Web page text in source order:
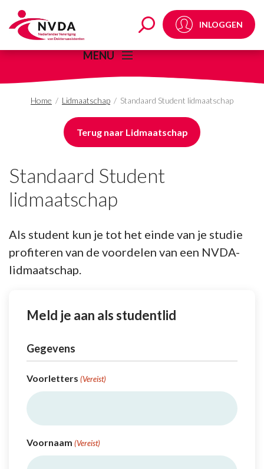
Standaard StudentINLOGGEN
MENU
Home / Lidmaatschap / Standaard Student lidmaatschap
Terug naar Lidmaatschap
Standaard Student
lidmaatschap
Als student kun je tot het einde van je studie
profiteren van de voordelen van een NVDA-
lidmaatschap.
Meld je aan als studentlid
Gegevens
Voorletters (Vereist)
Voornaam (Vereist)